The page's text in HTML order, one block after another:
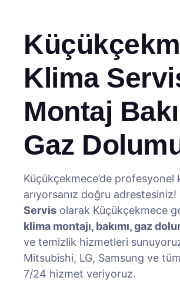
Klima
Montaj
Gaz
Küçükçekmece’de profesyonel
arıyorsanız doğru adrestesiniz!
Servis olarak Küçükçekmece
klima montajı, bakımı, gaz
ve temizlik hizmetleri
Mitsubishi, LG, Samsung ve
7/24 hizmet veriyoruz.